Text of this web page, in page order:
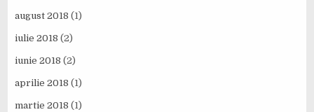
august 2018 (1)
iulie 2018 (2)
iunie 2018 (2)
aprilie 2018 (1)
martie 2018 (1)